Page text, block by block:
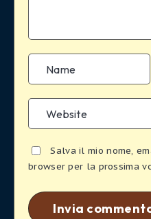
Salva il mio nome,
browser per la prossima